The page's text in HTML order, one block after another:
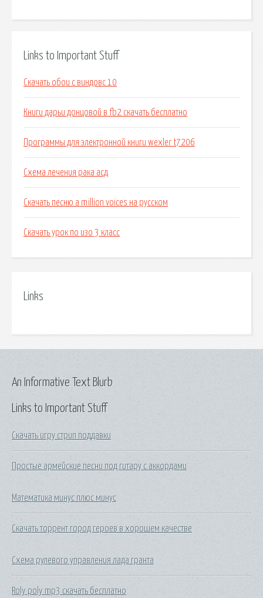
Links to Important Stuff
Скачать обои с виндовс 10
Книги дарьи донцовой в fb2 скачать бесплатно
Программы для электронной книги wexler t7206
Схема лечения рака асд
Скачать песню a million voices на русском
Скачать урок по изо 3 класс
Links
Links to Important Stuff
Скачать игру стрип поддавки
Простые армейские песни под гитару с аккордами
Математика минус плюс минус
Скачать торрент город героев в хорошем качестве
Схема рулевого управления лада гранта
Roly poly mp3 скачать бесплатно
An Informative Text Blurb